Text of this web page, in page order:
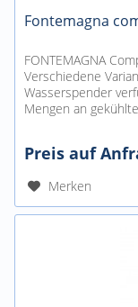
Fontemagna
FONTEMAGNA
Verschiedene
Wasserspender
Mengen an
Preis auf
Merken